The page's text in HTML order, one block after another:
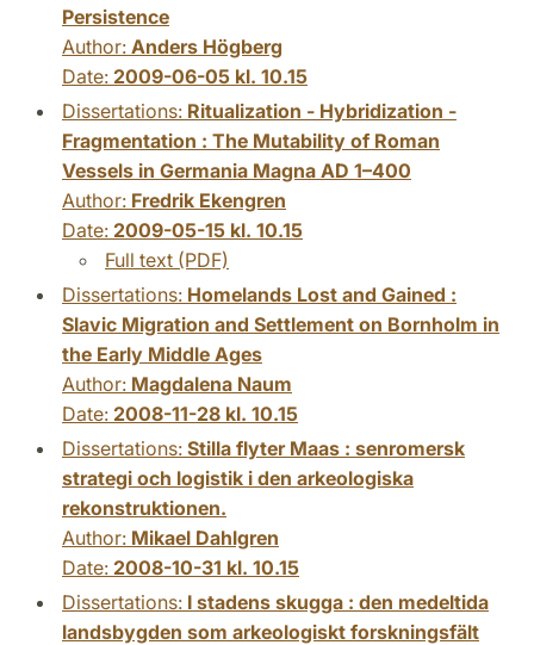
Persistence
Author: Anders Högberg
Date: 2009-06-05 kl. 10.15
Dissertations: Ritualization - Hybridization -
Fragmentation : The Mutability of Roman
Vessels in Germania Magna AD 1–400
Author: Fredrik Ekengren
Date: 2009-05-15 kl. 10.15
Full text (PDF)
Dissertations: Homelands Lost and Gained :
Slavic Migration and Settlement on Bornholm in
the Early Middle Ages
Author: Magdalena Naum
Date: 2008-11-28 kl. 10.15
Dissertations: Stilla flyter Maas : senromersk
strategi och logistik i den arkeologiska
rekonstruktionen.
Author: Mikael Dahlgren
Date: 2008-10-31 kl. 10.15
Dissertations: I stadens skugga : den medeltida
landsbygden som arkeologiskt forskningsfält